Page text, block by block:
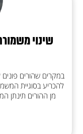
שינוי
במקרים שהורים
להכריע בסוגיית
מן ההורים תינתן